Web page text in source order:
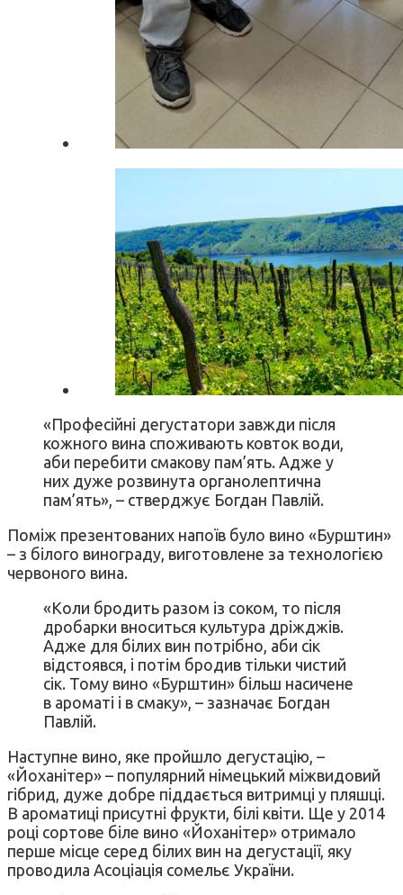
«Професійні дегустатори завжди після
кожного вина споживають ковток води,
аби перебити смакову пам’ять. Адже у
них дуже розвинута органолептична
пам’ять», – стверджує Богдан Павлій.
Поміж презентованих напоїв було вино «Бурштин»
– з білого винограду, виготовлене за технологією
червоного вина.
«Коли бродить разом із соком, то після
дробарки вноситься культура дріжджів.
Адже для білих вин потрібно, аби сік
відстоявся, і потім бродив тільки чистий
сік. Тому вино «Бурштин» більш насичене
в ароматі і в смаку», – зазначає Богдан
Павлій.
Наступне вино, яке пройшло дегустацію, –
«Йоханітер» – популярний німецький міжвидовий
гібрид, дуже добре піддається витримці у пляшці.
В ароматиці присутні фрукти, білі квіти. Ще у 2014
році сортове біле вино «Йоханітер» отримало
перше місце серед білих вин на дегустації, яку
проводила Асоціація сомельє України.